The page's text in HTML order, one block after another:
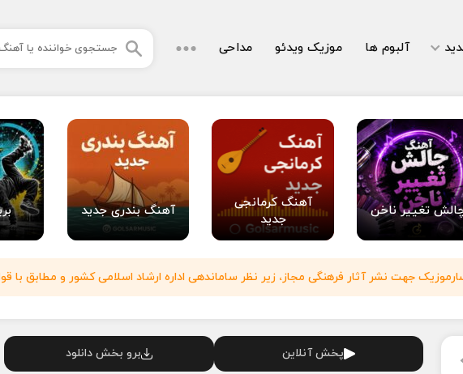
آلبوم ها موزیک ویدئو مداحی
تغییر ناخن
آهنگ کرمانجی
جدید
آهنگ بندری جدید
جهت نشر آثار فرهنگی مجاز، زیر نظر ساماندهی اداره ارشاد اسلامی کشور و مطابق با
پخش آنلاین برو بخش دانلود